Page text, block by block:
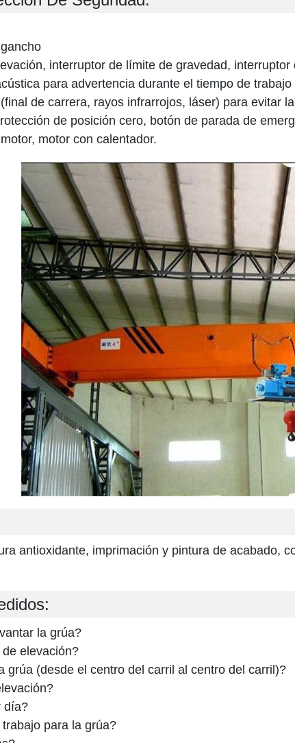
interruptor de límite de gravedad,
para advertencia durante el tiempo de
de carrera, rayos infrarrojos, láser) para evitar
de posición cero, botón de parada de
motor con calentador.
antioxidante, imprimación y pintura de acabado,
la grúa?
elevación?
grúa (desde el centro del carril al centro del carril)?
día?
para la grúa?